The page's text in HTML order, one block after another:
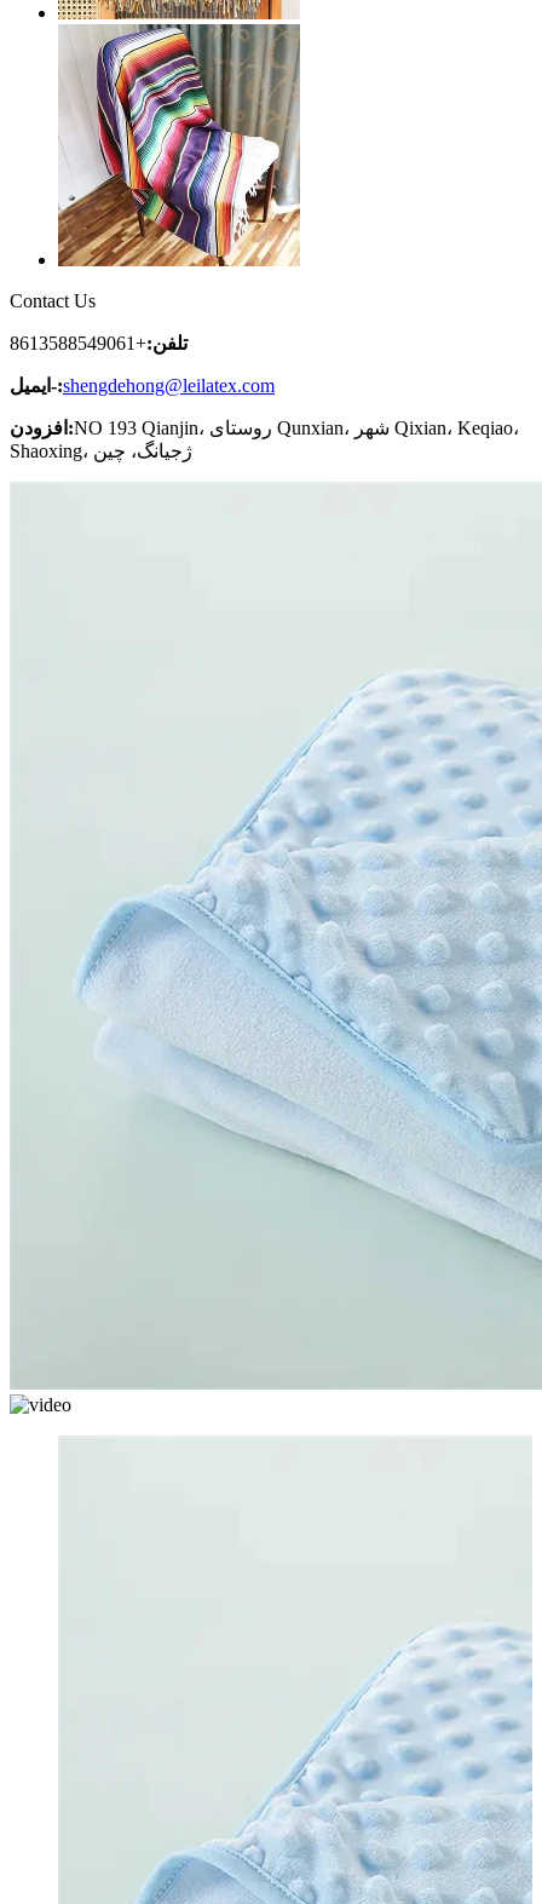
Contact Us
تلفن:+8613588549061
ایمیل-:shengdehong@leilatex.com
افزودن:NO 193 Qianjin، روستای Qunxian، شهر Qixian، Keqiao،
Shaoxing، ژجیانگ، چین